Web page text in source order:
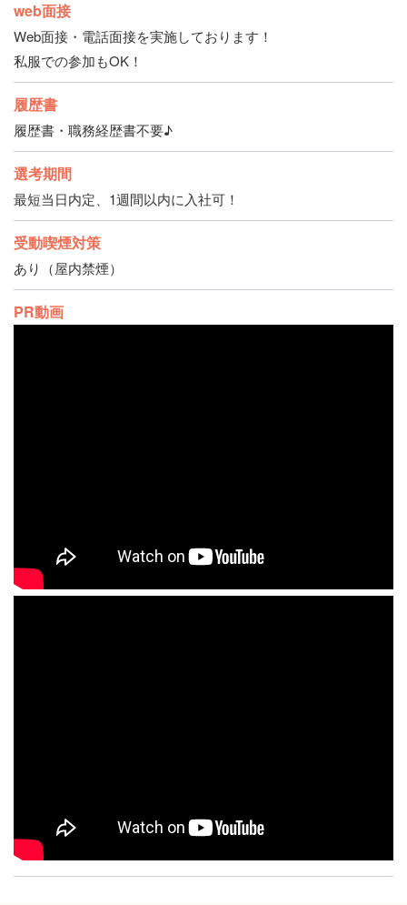
web面接
Web面接・電話面接を実施しております！
私服での参加もOK！
履歴書
履歴書・職務経歴書不要♪
選考期間
最短当日内定、1週間以内に入社可！
受動喫煙対策
あり（屋内禁煙）
PR動画